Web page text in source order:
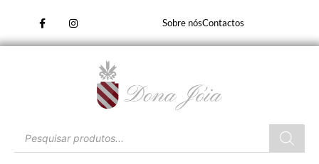
Sobre nósContactos